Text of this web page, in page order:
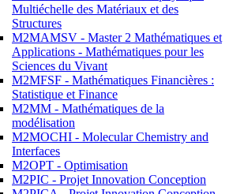
Multiéchelle des Matériaux et des
Structures
M2MAMSV - Master 2 Mathématiques et
Applications - Mathématiques pour les
Sciences du Vivant
M2MFSF - Mathématiques Financières :
Statistique et Finance
M2MM - Mathématiques de la
modélisation
M2MOCHI - Molecular Chemistry and
Interfaces
M2OPT - Optimisation
M2PIC - Projet Innovation Conception